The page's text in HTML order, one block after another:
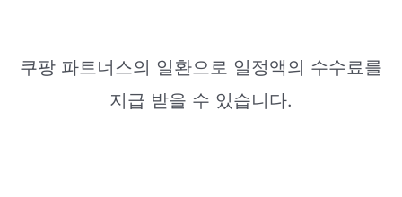
쿠팡 파트너스의 일환으로 일정액의 수수료를
지급 받을 수 있습니다.